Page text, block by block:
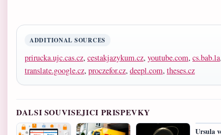
ADDITIONAL SOURCES
prirucka.ujc.cas.cz, cestakjazykum.cz, youtube.com, cs.bab.la
translate.google.cz, proczefor.cz, deepl.com, theses.cz
DALSI SOUVISEJICI PRISPEVKY
Ursula